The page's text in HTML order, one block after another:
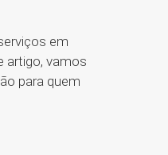
em
artigo, vamos
para quem